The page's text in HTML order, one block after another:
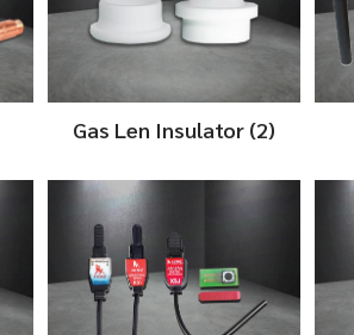
Gas Len Insulator (2)